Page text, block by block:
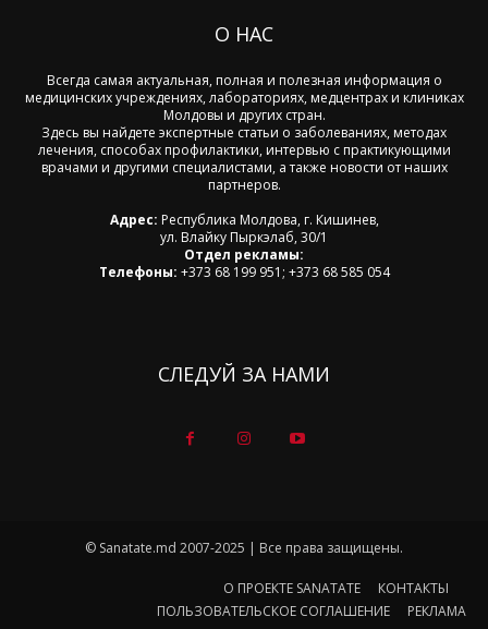
О НАС
Всегда самая актуальная, полная и полезная информация о
медицинских учреждениях, лабораториях, медцентрах и клиниках
Молдовы и других стран.
Здесь вы найдете экспертные статьи о заболеваниях, методах
лечения, способах профилактики, интервью с практикующими
врачами и другими специалистами, а также новости от наших
партнеров.
Адрес: Республика Молдова, г. Кишинев,
ул. Влайку Пыркэлаб, 30/1
Отдел рекламы:
Телефоны: +373 68 199 951; +373 68 585 054
СЛЕДУЙ ЗА НАМИ
© Sanatate.md 2007-2025 | Все права защищены.
О ПРОЕКТЕ SANATATE
КОНТАКТЫ
ПОЛЬЗОВАТЕЛЬСКОЕ СОГЛАШЕНИЕ
РЕКЛАМА